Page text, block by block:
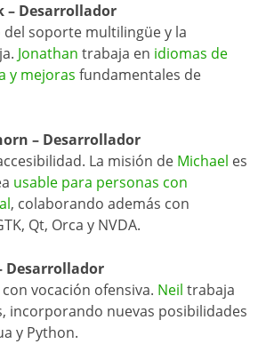
– Desarrollador
soporte multilingüe y la
Jonathan trabaja en idiomas de
y mejoras fundamentales de
– Desarrollador
La misión de Michael es
usable para personas con
, colaborando además con
Qt, Orca y NVDA.
Desarrollador
vocación ofensiva. Neil trabaja
incorporando nuevas posibilidades
y Python.